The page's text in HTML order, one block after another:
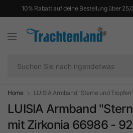
10% Rabatt auf deine Bestellung über
Home LUISIA Armband "Sterne und
LUISIA Armband
mit Zirkonia 66986 -